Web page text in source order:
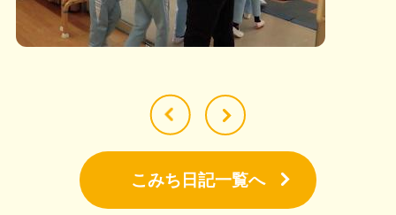
こみち日記一覧へ